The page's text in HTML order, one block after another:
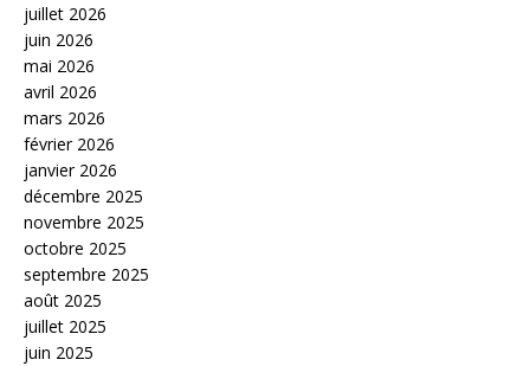
juillet 2026
juin 2026
mai 2026
avril 2026
mars 2026
février 2026
janvier 2026
décembre 2025
novembre 2025
octobre 2025
septembre 2025
août 2025
juillet 2025
juin 2025